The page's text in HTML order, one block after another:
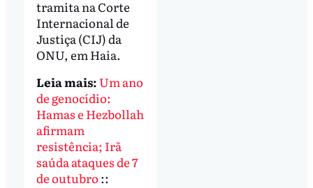
tramita na Corte
Internacional de
Justiça (CIJ) da
ONU, em Haia.
Leia mais:Um ano
de genocídio:
Hamas e Hezbollah
afirmam
resistência; Irã
saúda ataques de 7
de outubro ::